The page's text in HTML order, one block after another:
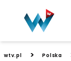
wtv.pl > Polska